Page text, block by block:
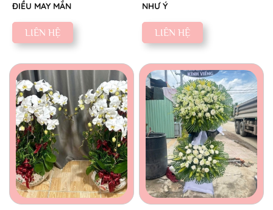
ĐIỀU MAY MẮN
LIÊN HỆ
NHƯ Ý
LIÊN HỆ